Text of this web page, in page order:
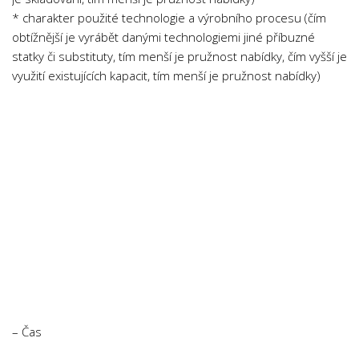
Psychologie a Sociologie
Společenské vědy
Technika
* charakter použité technologie a výrobního procesu (čím
obtížnější je vyrábět danými technologiemi jiné příbuzné
statky či substituty, tím menší je pružnost nabídky, čím vyšší je
využití existujících kapacit, tím menší je pružnost nabídky)
– Čas